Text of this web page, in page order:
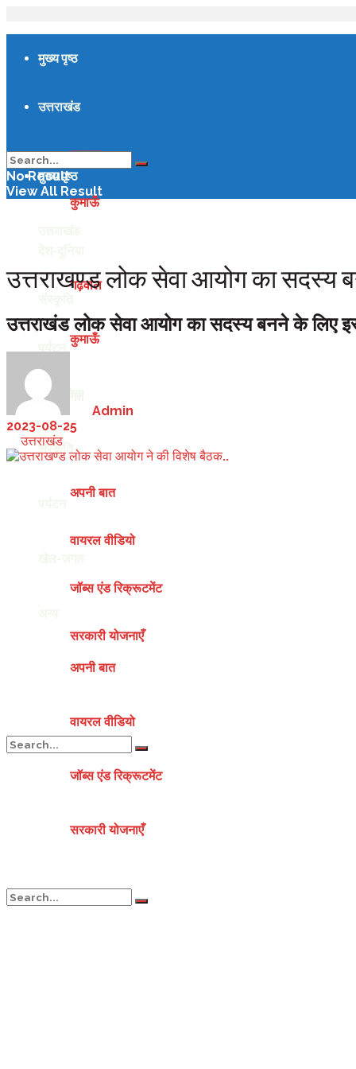
मुख्य पृष्ठ
उत्तराखंड
गढ़वाल
कुमाऊँ
पर्यटन
खेल-जगत
अन्य
अपनी बात
वायरल वीडियो
जॉब्स एंड रिक्रूटमेंट
सरकारी योजनाएँ
View All Result
मुख्य पृष्ठ
गढ़वाल
कुमाऊँ
देश-दुनिया
संस्कृति
अपनी बात
वायरल वीडियो
जॉब्स एंड रिक्रूटमेंट
सरकारी योजनाएँ
No Result
View All Result
उत्तराखण्ड लोक सेवा आयोग का सदस्य
उत्तराखंड लोक सेवा आयोग का सदस्य बनने के लिए
Admin
2023-08-25
उत्तराखंड